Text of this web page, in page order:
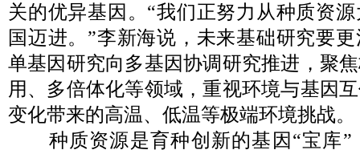
关的优异基因。“我们正努力从种质资
国迈进。”李新海说，未来基础研究要
单基因研究向多基因协调研究推进，聚
用、多倍体化等领域，重视环境与基因
变化带来的高温、低温等极端环境挑战。
种质资源是育种创新的基因“宝库”